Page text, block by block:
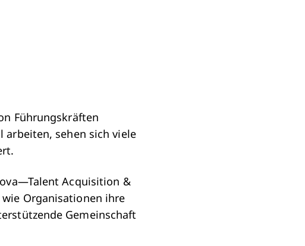
Führungskräften
arbeiten, sehen sich viele
Acquisition &
Organisationen ihre
Gemeinschaft